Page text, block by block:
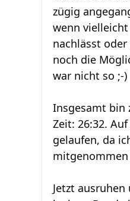
zügig
wenn
nachlässt
noch die
war nicht so ;-)
Insgesamt bin
Zeit: 26:32.
gelaufen, da
mitgenommen
Jetzt